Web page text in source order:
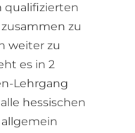
qualifizierten
zu
weiter zu
es in 2
Lehrgang
hessischen